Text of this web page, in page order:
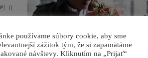
0
používame súbory cookie, aby sme
zážitok tým, že si zapamätáme
návštevy. Kliknutím na „Prijať“